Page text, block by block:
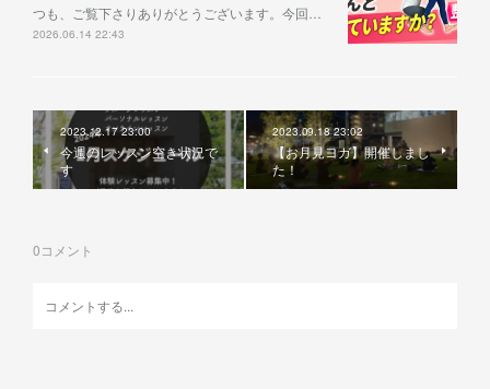
つも、ご覧下さりありがとうございます。今回…
2026.06.14 22:43
2023.12.17 23:00
今週のレッスン空き状況で
す
2023.09.18 23:02
【お月見ヨガ】開催しまし
た！
0コメント